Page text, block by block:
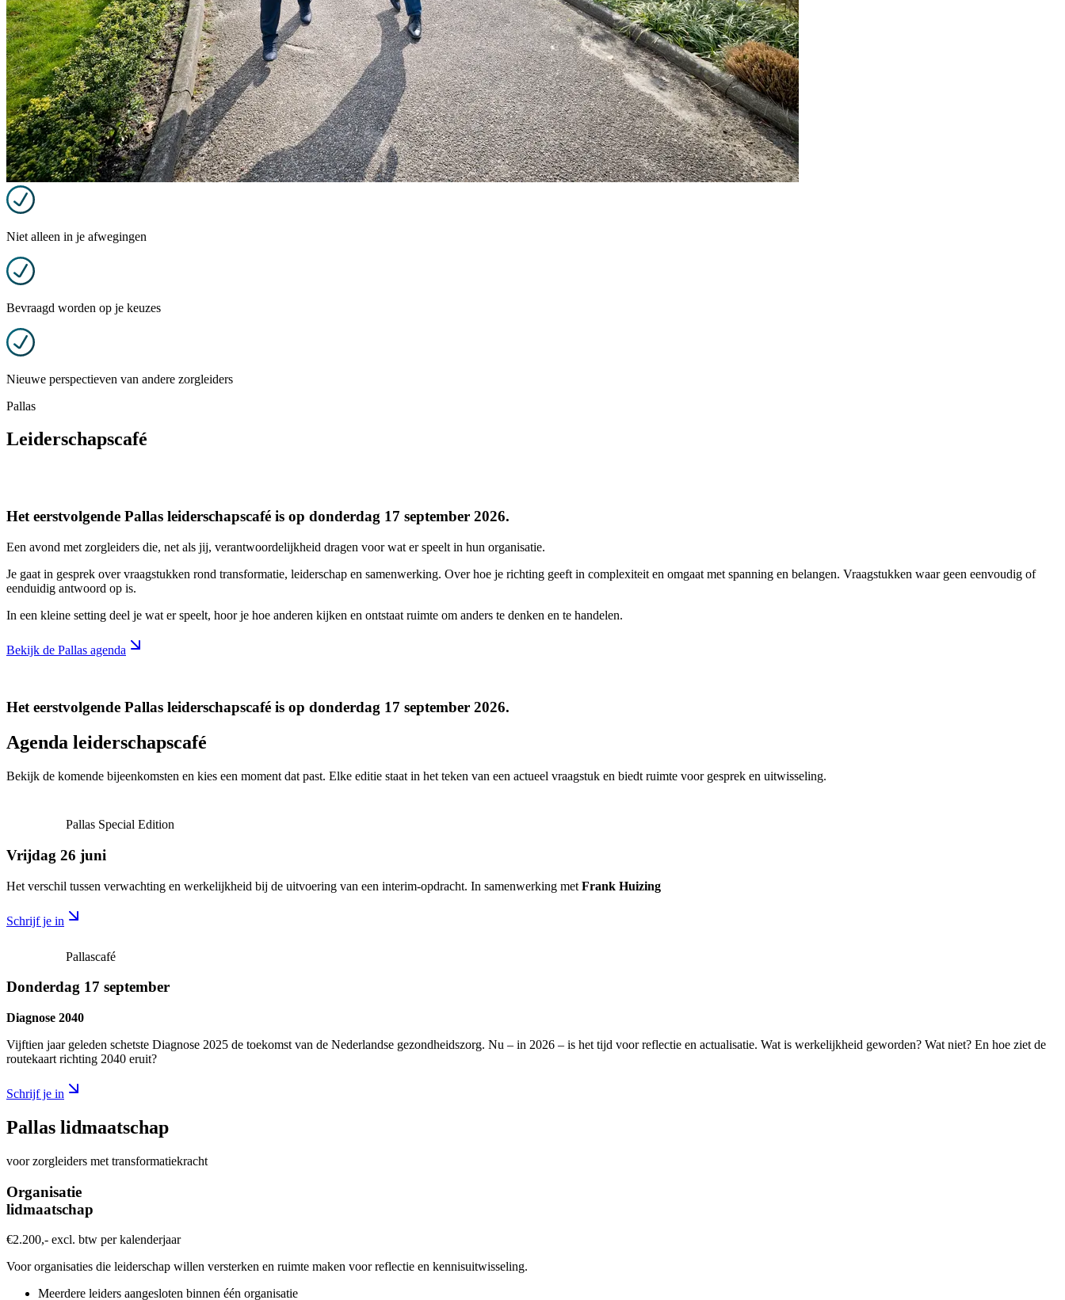
Niet alleen in je afwegingen
Bevraagd worden op je keuzes
Nieuwe perspectieven van andere zorgleiders
Pallas
Leiderschapscafé
Het eerstvolgende Pallas leiderschapscafé is op donderdag 17 september 2026.
Een avond met zorgleiders die, net als jij, verantwoordelijkheid dragen voor wat er speelt in hun organisatie.
Je gaat in gesprek over vraagstukken rond transformatie, leiderschap en samenwerking. Over hoe je richting geeft in complexiteit en omgaat met spanning en belangen. Vraagstukken waar geen eenvoudig of
eenduidig antwoord op is.
In een kleine setting deel je wat er speelt, hoor je hoe anderen kijken en ontstaat ruimte om anders te denken en te handelen.
Bekijk de Pallas agenda
Het eerstvolgende Pallas leiderschapscafé is op donderdag 17 september 2026.
Agenda leiderschapscafé
Bekijk de komende bijeenkomsten en kies een moment dat past. Elke editie staat in het teken van een actueel vraagstuk en biedt ruimte voor gesprek en uitwisseling.
Pallas Special Edition
Vrijdag 26 juni
Het verschil tussen verwachting en werkelijkheid bij de uitvoering van een interim-opdracht. In samenwerking met Frank Huizing
Schrijf je in
Pallascafé
Donderdag 17 september
Diagnose 2040
Vijftien jaar geleden schetste Diagnose 2025 de toekomst van de Nederlandse gezondheidszorg. Nu – in 2026 – is het tijd voor reflectie en actualisatie. Wat is werkelijkheid geworden? Wat niet? En hoe ziet de
routekaart richting 2040 eruit?
Schrijf je in
Pallas lidmaatschap
voor zorgleiders met transformatiekracht
Organisatie
lidmaatschap
€2.200,- excl. btw per kalenderjaar
Voor organisaties die leiderschap willen versterken en ruimte maken voor reflectie en kennisuitwisseling.
Meerdere leiders aangesloten binnen één organisatie